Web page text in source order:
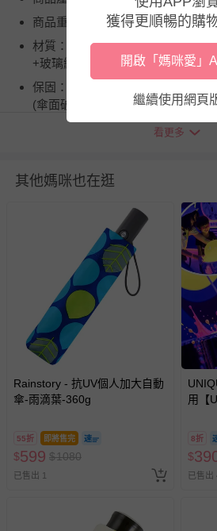
商品重（容）量：400g±10g
材質：傘布材質：100%Polyester
+玻璃纖維
保固：一年保固：一年之內，享有
(傘面破損、魔鬼氈、傘頭帶不在保
詳細尺寸：310mm * 60mm * 60mm
或颱風天使用。
使用方式：使用前，先輕輕地晃動
開，再行展開雨傘。
商品運送限制：出貨地限台灣本島
您所購買的商品享有7天的鑑賞期
並非試用期，您所退回的商品必
包含完整包裝、配件、說明文件及
瑕疵退換貨所產生的運費，將由媽
退貨，您可至『查詢訂單』>『已
至媽咪愛 LINE@客服ID:
與服務，謝謝。
留商品未達活動門檻，將以原價計
看更多
其他媽咪也在逛
Rainstory - 抗UV個人加大自動
傘-雨滴葉-360g
55折 即將售完
$599 $1080
已售出 1
用【
人小
8折
$
已售出
獲得更順暢的購
開啟「媽咪愛」
繼續使用網頁